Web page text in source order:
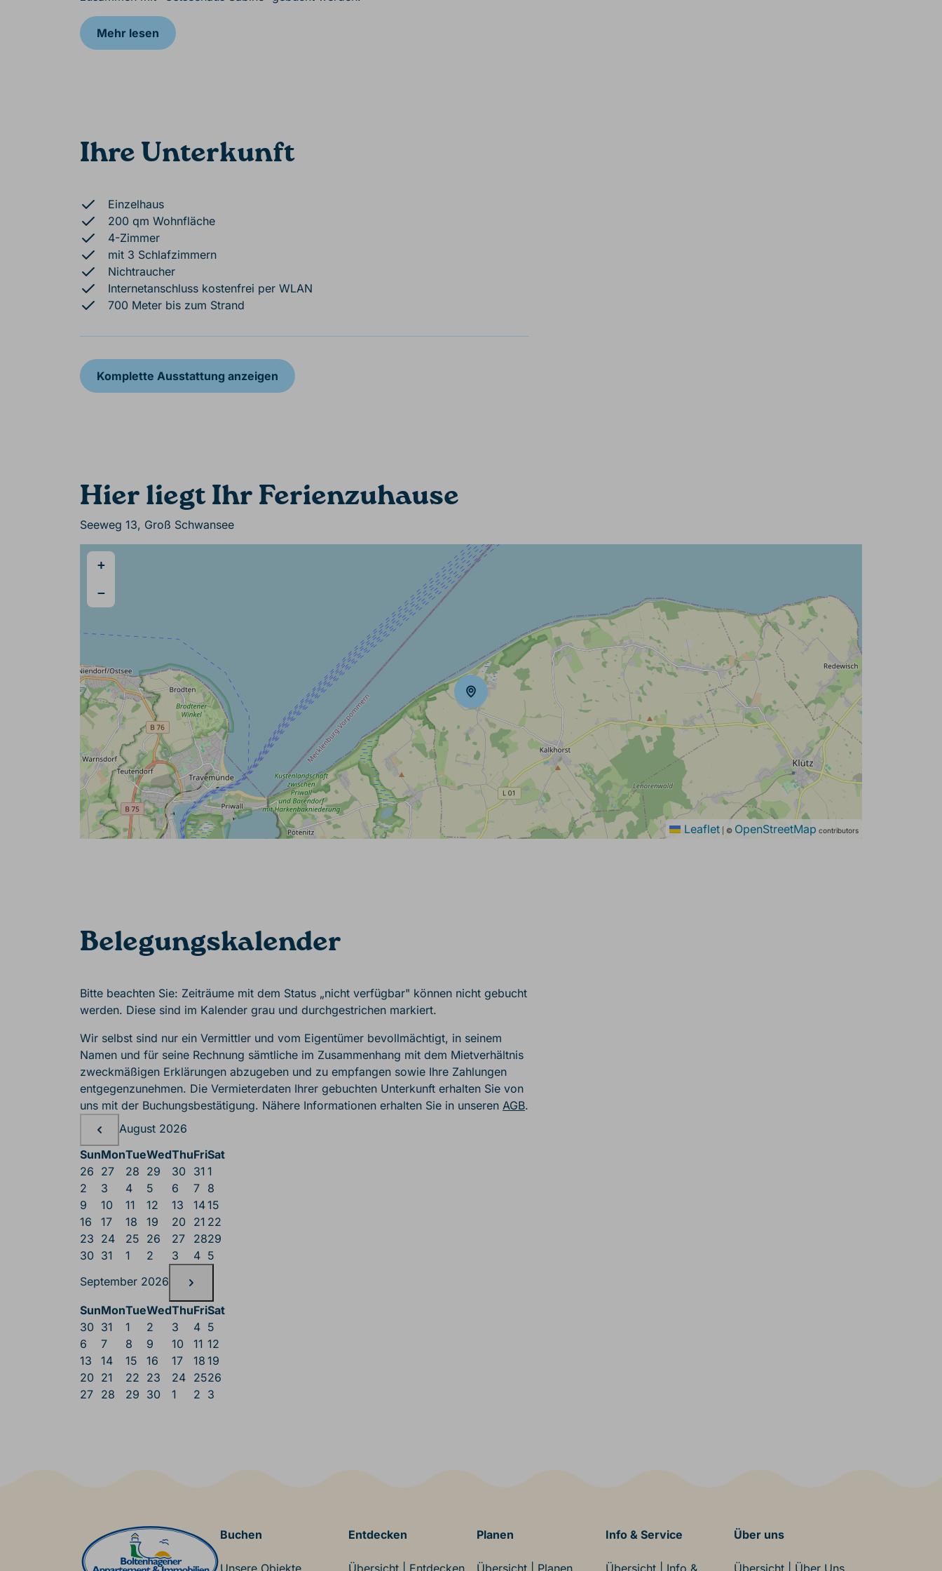
Mehr lesen
Ihre Unterkunft
Einzelhaus
200 qm Wohnfläche
4-Zimmer
mit 3 Schlafzimmern
Nichtraucher
Internetanschluss kostenfrei per WLAN
700 Meter bis zum Strand
Komplette Ausstattung anzeigen
Hier liegt Ihr Ferienzuhause
Seeweg 13, Groß Schwansee
+
−
Leaflet © OpenStreetMap contributors
Belegungskalender
Bitte beachten Sie: Zeiträume mit dem Status „nicht verfügbar" können nicht gebucht
werden. Diese sind im Kalender grau und durchgestrichen markiert.
Wir selbst sind nur ein Vermittler und vom Eigentümer bevollmächtigt, in seinem
Namen und für seine Rechnung sämtliche im Zusammenhang mit dem Mietverhältnis
zweckmäßigen Erklärungen abzugeben und zu empfangen sowie Ihre Zahlungen
entgegenzunehmen. Die Vermieterdaten Ihrer gebuchten Unterkunft erhalten Sie von
uns mit der Buchungsbestätigung. Nähere Informationen erhalten Sie in unseren AGB.
Belegungskalender, August to September 2026
Belegungskalender
August 2026
SunMonTueWedThuFriSat
26 27 28 29 30 31 1
2
3 4 5 6 7 8
9
10 11 12 13 1415
16
17 18 19 20 21 22
23 24 25 26 27 2829
30 31 1 2 3 4 5
September 2026
SunMonTueWedThuFriSat
30 31 1 2 3 4 5
6
7 8 9 10 11 12
13
14 15 16 17 18 19
20 21 22 23 24 2526
27 28 29 30 1 2 3
Main Footer
Buchen
Unsere Objekte
Entdecken
Übersicht | Entdecken
Planen
Übersicht | Planen
Info & Service
Übersicht | Info &
Über uns
Übersicht | Über Uns